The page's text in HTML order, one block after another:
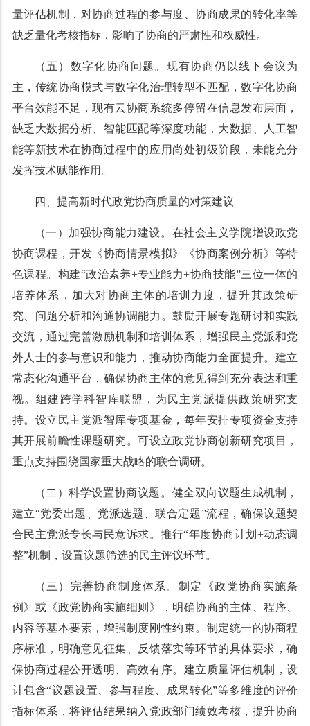
量评估机制，对协商过程的参与度、协商成果的转化率等
缺乏量化考核指标，影响了协商的严肃性和权威性。
（五）数字化协商问题。现有协商仍以线下会议为
主，传统协商模式与数字化治理转型不匹配，数字化协商
平台效能不足，现有云协商系统多停留在信息发布层面，
缺乏大数据分析、智能匹配等深度功能，大数据、人工智
能等新技术在协商过程中的应用尚处初级阶段，未能充分
发挥技术赋能作用。
四、提高新时代政党协商质量的对策建议
（一）加强协商能力建设。在社会主义学院增设政党
协商课程，开发《协商情景模拟》《协商案例分析》等特
色课程。构建“政治素养+专业能力+协商技能”三位一体的
培养体系，加大对协商主体的培训力度，提升其政策研
究、问题分析和沟通协调能力。鼓励开展专题研讨和实践
交流，通过完善激励机制和培训体系，增强民主党派和党
外人士的参与意识和能力，推动协商能力全面提升。建立
常态化沟通平台，确保协商主体的意见得到充分表达和重
视。组建跨学科智库联盟，为民主党派提供政策研究支
持。设立民主党派智库专项基金，每年安排专项资金支持
其开展前瞻性课题研究。可设立政党协商创新研究项目，
重点支持围绕国家重大战略的联合调研。
（二）科学设置协商议题。健全双向议题生成机制，
建立“党委出题、党派选题、联合定题”流程，确保议题契
合民主党派专长与民意诉求。推行“年度协商计划+动态调
整”机制，设置议题筛选的民主评议环节。
（三）完善协商制度体系。制定《政党协商实施条
例》或《政党协商实施细则》，明确协商的主体、程序、
内容等基本要素，增强制度刚性约束。制定统一的协商程
序标准，明确意见征集、反馈落实等环节的具体要求，确
保协商过程公开透明、高效有序。建立质量评估机制，设
计包含“议题设置、参与程度、成果转化”等多维度的评价
指标体系，将评估结果纳入党政部门绩效考核，提升协商